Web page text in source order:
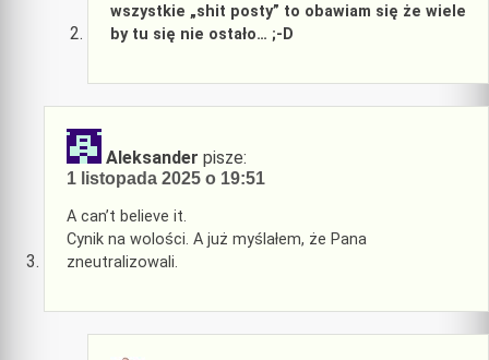
wszystkie „shit posty” to obawiam się że wiele
by tu się nie ostało… ;-D
Aleksander pisze:
1 listopada 2025 o 19:51
A can’t believe it.
Cynik na wolości. A już myślałem, że Pana
zneutralizowali.